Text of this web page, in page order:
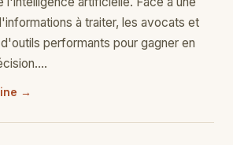
à traiter, les avocats et
performants pour gagner en
→